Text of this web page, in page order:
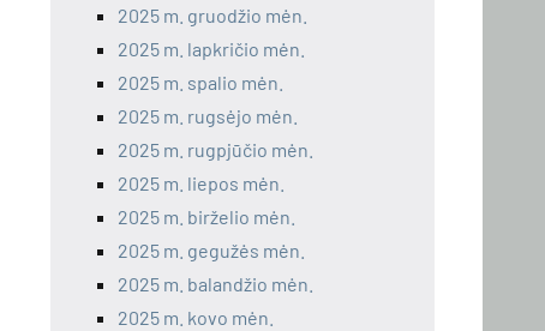
2025 m. gruodžio mėn.
2025 m. lapkričio mėn.
2025 m. spalio mėn.
2025 m. rugsėjo mėn.
2025 m. rugpjūčio mėn.
2025 m. liepos mėn.
2025 m. birželio mėn.
2025 m. gegužės mėn.
2025 m. balandžio mėn.
2025 m. kovo mėn.